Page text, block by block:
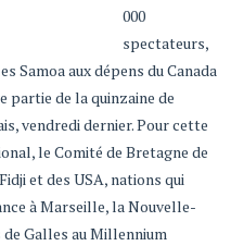
000
spectateurs,
Samoa aux dépens du Canada
de la quinzaine de
vendredi dernier. Pour cette
le Comité de Bretagne de
et des USA, nations qui
à Marseille, la Nouvelle-
de Galles au Millennium